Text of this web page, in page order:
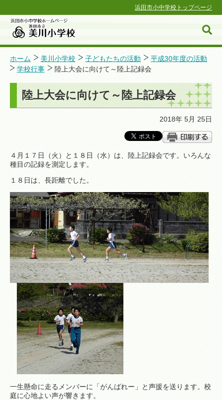
浜田市小中学校トップページ
浜田市小中学校ホームページ
ホーム 美川小学校 子どもたちの活動
平成30年度の活動
学校行事
陸上大会に向けて～陸上記録会
陸上大会に向けて～陸上記録会
2018年 5月 25日
４月１７日（火）と１８日（水）は、陸上記録会です。いろんな
種目の記録を測定します。
１８日は、長距離でした。
一生懸命に走るメンバーに「がんばれー」と声援を送ります。校
庭に心地よい声が響きます。